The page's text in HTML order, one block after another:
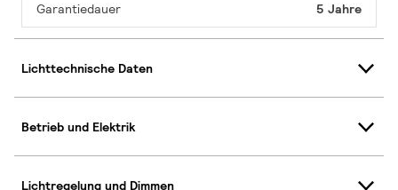
Garantiedauer 5 Jahre
Lichttechnische Daten
Betrieb und Elektrik
Lichtregelung und Dimmen